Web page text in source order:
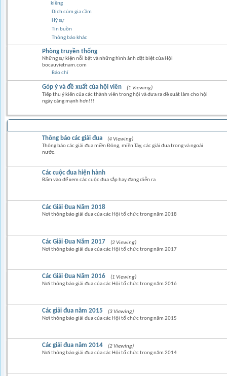
kiềng
Dịch cúm gia cầm
Hỷ sự
Tin buồn
Thông báo khác
Phòng truyền thống
Những sự kiện nỗi bật và những hình ảnh đặt biệt của Hội
bocauvietnam.com
Báo chí
Góp ý và đề xuất của hội viên
(1 Viewing)
Tiếp thu ý kiến của các thành viên trong hội và đưa ra đề xuát làm cho hội
ngày càng mạnh hơn!!!
Thông báo các giải đua
(4 Viewing)
Thông báo các giải đua miền Đông, miền Tây, các giải đua trong và ngoài
nước.
Các cuộc đua hiện hành
Bấm vào để xem các cuộc đua sắp hay đang diễn ra
Các Giải Đua Năm 2018
Nơi thông báo giải đua của các Hội tổ chức trong năm 2018
Các Giải Đua Năm 2017
(2 Viewing)
Nơi thông báo giải đua của các Hội tổ chức trong năm 2017
Các Giải Đua Năm 2016
(1 Viewing)
Nơi thông báo giải đua của các Hội tổ chức trong năm 2016
Các giải đua năm 2015
(3 Viewing)
Nơi thông báo giải đua của các Hội tổ chức trong năm 2015
Các giải đua năm 2014
(2 Viewing)
Nơi thông báo giải đua của các Hội tổ chức trong năm 2014